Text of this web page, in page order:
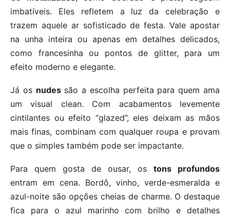
imbatíveis. Eles refletem a luz da celebração e
trazem aquele ar sofisticado de festa. Vale apostar
na unha inteira ou apenas em detalhes delicados,
como francesinha ou pontos de glitter, para um
efeito moderno e elegante.
Já os nudessão a escolha perfeita para quem ama
um visual clean. Com acabamentos levemente
cintilantes ou efeito “glazed”, eles deixam as mãos
mais finas, combinam com qualquer roupa e provam
que o simples também pode ser impactante.
Para quem gosta de ousar, os tons profundos
entram em cena. Bordô, vinho, verde-esmeralda e
azul-noite são opções cheias de charme. O destaque
fica para o azul marinho com brilho e detalhes